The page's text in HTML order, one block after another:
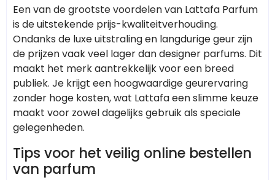
Een van de grootste voordelen van Lattafa Parfum
is de uitstekende prijs-kwaliteitverhouding.
Ondanks de luxe uitstraling en langdurige geur zijn
de prijzen vaak veel lager dan designer parfums. Dit
maakt het merk aantrekkelijk voor een breed
publiek. Je krijgt een hoogwaardige geurervaring
zonder hoge kosten, wat Lattafa een slimme keuze
maakt voor zowel dagelijks gebruik als speciale
gelegenheden.
Tips voor het veilig online bestellen
van parfum